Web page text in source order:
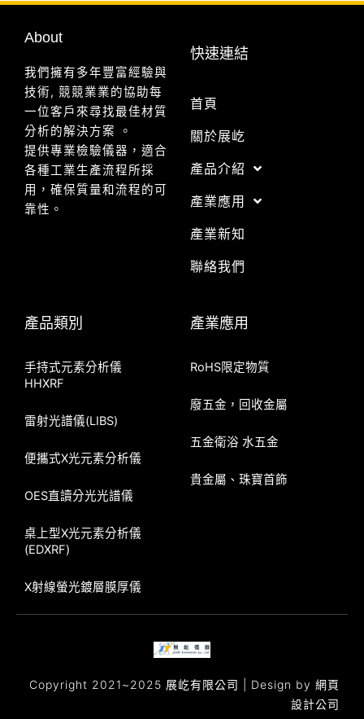
About
我們擁有多年豐富經驗與
技術, 競競業業的協助每
一位客戶來尋找最佳材質
分析的解決方案 。
提供專業檢驗儀器，適合
各種工業生產流程所採
用，確保質量和流程的可
靠性。
快速連結
首頁
關於展屹
產品介紹
產業應用
產業新知
聯絡我們
產品類別
手持式元素分析儀
HHXRF
雷射光譜儀(LIBS)
便攜式X光元素分析儀
OES直讀分光光譜儀
桌上型X光元素分析儀
(EDXRF)
X射線螢光鍍層膜厚儀
產業應用
RoHS限定物質
廢五金，回收金屬
五金衛浴 水五金
貴金屬、珠寶首飾
Copyright 2021~2025 展屹有限公司 | Design by 網頁
設計公司